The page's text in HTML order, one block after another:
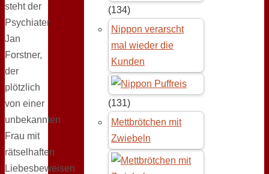
steht der
Psychiater
Jan
Forstner,
der
plötzlich
von einer
unbekannten
Frau mit
rätselhaften
Liebesbeweisen
(134)
Nippon verarscht
mal wieder die
Kunden
(131)
Mettbrötchen mit
Zwiebeln